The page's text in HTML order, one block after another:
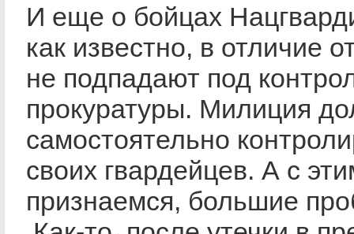
И еще о бойцах
как известно, в отличие
не подпадают под
прокуратуры. Милиция
самостоятельно
своих гвардейцев. А с
признаемся, большие